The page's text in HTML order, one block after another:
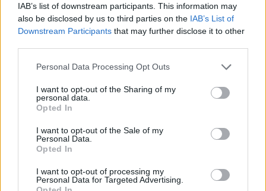
IAB’s list of downstream participants. This information may
also be disclosed by us to third parties on the IAB’s List of
Downstream Participants that may further disclose it to other
Please note that this website/app uses one or more Google
not limited to your visit or usage behaviour. You may click to
grant or deny consent to Google and its third-party tags to
use your data for below specified purposes in below Google
consent section.
Personal Data Processing Opt Outs
I want to opt-out of the Sharing of my
personal data.
Opted In
I want to opt-out of the Sale of my
Personal Data.
Opted In
I want to opt-out of processing my
Personal Data for Targeted Advertising.
Inviaci le tue segnalazioni,
i tuoi video e le tue foto
Su WhatsApp al numero +39
345 356 7512
Entra nel canale telegram di